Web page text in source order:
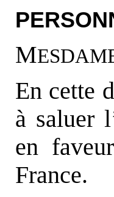
M
En cette
à saluer
en
France.